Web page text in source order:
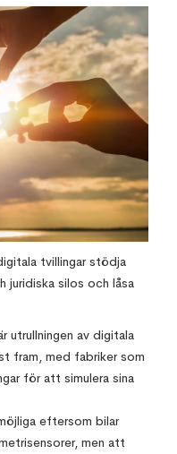
tvillingar stödja
juridiska silos och låsa
utrullningen av digitala
fram, med fabriker som
för att simulera sina
eftersom bilar
men att